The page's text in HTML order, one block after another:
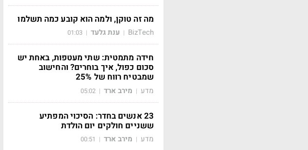
מה זה טוקן, ולמה הוא קובע כמה תשלמו
BizTech
| ענת גלעד |
01:03
חידה מתמטית: שתי מעטפות, באחת יש
סכום כפול, איך בוחרים? והחישוב
שמבטיח רווח של 25%
מדע | מירב ארד |
05:02
23 אנשים בחדר: הסיכוי המפתיע
ששניים חולקים יום הולדת
מדע | מירב ארד |
00:51